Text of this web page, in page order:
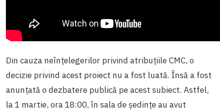
Din cauza neînțelegerilor privind atribuțiile CMC, o
decizie privind acest proiect nu a fost luată. Însă a fost
anunțată o dezbatere publică pe acest subiect. Astfel,
la 1 martie, ora 18:00, în sala de ședințe au avut